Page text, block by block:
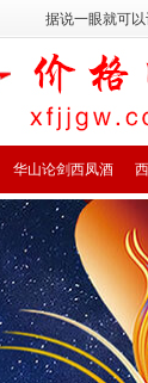
据说一眼就可以
华山论剑西凤酒